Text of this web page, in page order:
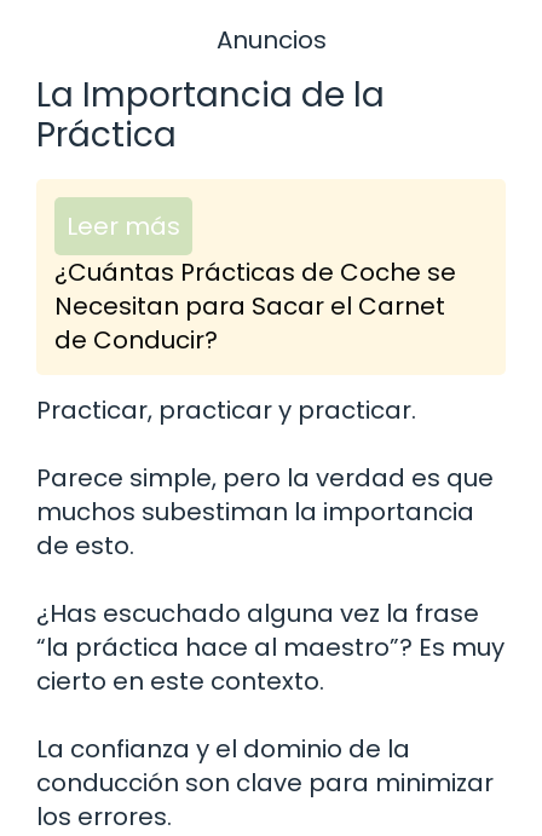
Anuncios
La Importancia de la
Práctica
Leer más
¿Cuántas Prácticas de Coche se
Necesitan para Sacar el Carnet
de Conducir?
Practicar, practicar y practicar.
Parece simple, pero la verdad es que
muchos subestiman la importancia
de esto.
¿Has escuchado alguna vez la frase
“la práctica hace al maestro”? Es muy
cierto en este contexto.
La confianza y el dominio de la
conducción son clave para minimizar
los errores.